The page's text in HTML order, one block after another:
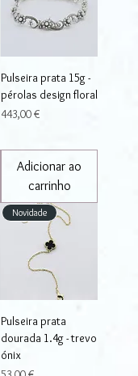
Pulseira prata 15g -
pérolas design floral
Preço
443,00 €
Adicionar ao
carrinho
Novidade
Pulseira prata
dourada 1.4g - trevo
ónix